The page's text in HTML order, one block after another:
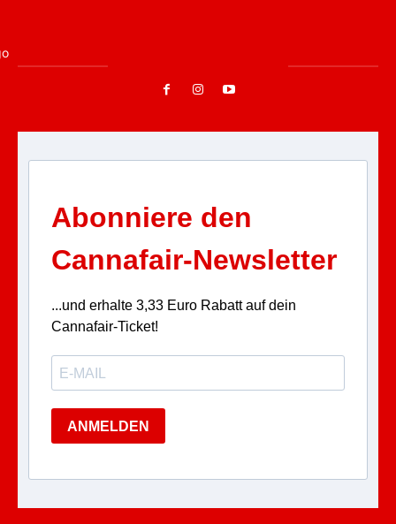
Abonniere den
Cannafair-Newsletter
...und erhalte 3,33 Euro Rabatt auf dein
Cannafair-Ticket!
ANMELDEN